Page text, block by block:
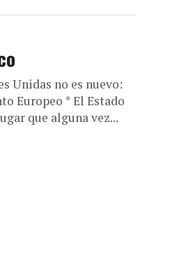
Unidas no es nuevo:
Europeo * El Estado
que alguna vez...